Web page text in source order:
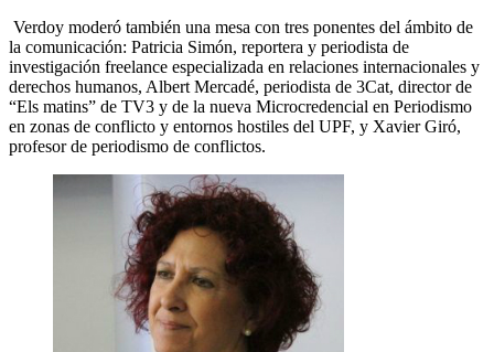
Verdoy moderó también una mesa con tres ponentes del ámbito de
la comunicación: Patricia Simón, reportera y periodista de
investigación freelance especializada en relaciones internacionales y
derechos humanos, Albert Mercadé, periodista de 3Cat, director de
“Els matins” de TV3 y de la nueva Microcredencial en Periodismo
en zonas de conflicto y entornos hostiles del UPF, y Xavier Giró,
profesor de periodismo de conflictos.